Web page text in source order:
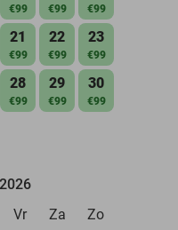
€99 €99 €99
21
€99
22
€99
23
€99
28
€99
29
€99
30
€99
Vr Za Zo